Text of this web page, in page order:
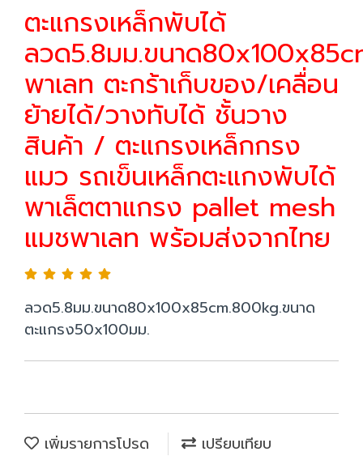
ตะแกรงเหล็กพับได้
ลวด5.8มม.ขนาด
พาเลท ตะกร้าเก็บของ/เคลื่อน
ย้ายได้/วางทับได้ ชั้นวาง
สินค้า / ตะแกรงเหล็กกรง
แมว รถเข็นเหล็กตะแกงพับได้
พาเล็ตตาแกรง pallet mesh
แมชพาเลท พร้อมส่งจากไทย
ลวด5.8มม.ขนาด80x100x85cm.800kg.ขนาด
ตะแกรง50x100มม.
เพิ่มรายการโปรด
เปรียบเทียบ